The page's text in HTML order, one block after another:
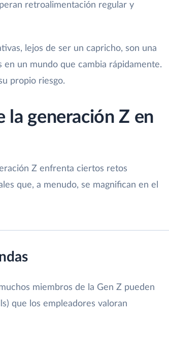
retroalimentación regular y
lejos de ser un capricho, son una
un mundo que cambia rápidamente.
propio riesgo.
la generación Z en
Z enfrenta ciertos retos
que, a menudo, se magnifican en el
miembros de la Gen Z pueden
que los empleadores valoran